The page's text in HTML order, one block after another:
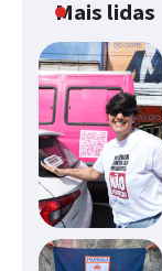
Mais lidas